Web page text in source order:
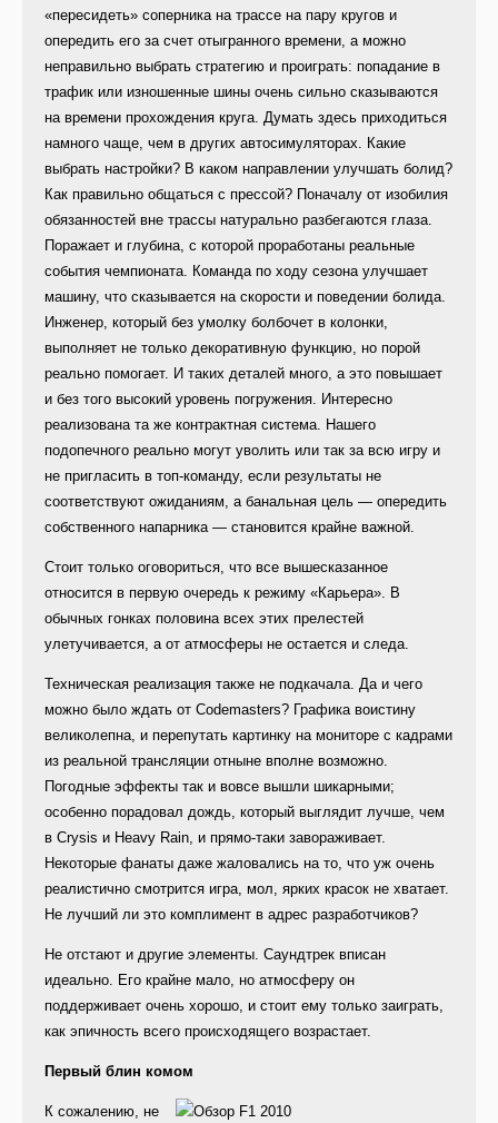
«пересидеть» соперника на трассе на пару кругов и
опередить его за счет отыгранного времени, а можно
неправильно выбрать стратегию и проиграть: попадание в
трафик или изношенные шины очень сильно сказываются
на времени прохождения круга. Думать здесь приходиться
намного чаще, чем в других автосимуляторах. Какие
выбрать настройки? В каком направлении улучшать болид?
Как правильно общаться с прессой? Поначалу от изобилия
обязанностей вне трассы натурально разбегаются глаза.
Поражает и глубина, с которой проработаны реальные
события чемпионата. Команда по ходу сезона улучшает
машину, что сказывается на скорости и поведении болида.
Инженер, который без умолку болбочет в колонки,
выполняет не только декоративную функцию, но порой
реально помогает. И таких деталей много, а это повышает
и без того высокий уровень погружения. Интересно
реализована та же контрактная система. Нашего
подопечного реально могут уволить или так за всю игру и
не пригласить в топ-команду, если результаты не
соответствуют ожиданиям, а банальная цель — опередить
собственного напарника — становится крайне важной.
Стоит только оговориться, что все вышесказанное
относится в первую очередь к режиму «Карьера». В
обычных гонках половина всех этих прелестей
улетучивается, а от атмосферы не остается и следа.
Техническая реализация также не подкачала. Да и чего
можно было ждать от Codemasters? Графика воистину
великолепна, и перепутать картинку на мониторе с кадрами
из реальной трансляции отныне вполне возможно.
Погодные эффекты так и вовсе вышли шикарными;
особенно порадовал дождь, который выглядит лучше, чем
в Crysis и Heavy Rain, и прямо-таки завораживает.
Некоторые фанаты даже жаловались на то, что уж очень
реалистично смотрится игра, мол, ярких красок не хватает.
Не лучший ли это комплимент в адрес разработчиков?
Не отстают и другие элементы. Саундтрек вписан
идеально. Его крайне мало, но атмосферу он
поддерживает очень хорошо, и стоит ему только заиграть,
как эпичность всего происходящего возрастает.
Первый блин комом
К сожалению, не